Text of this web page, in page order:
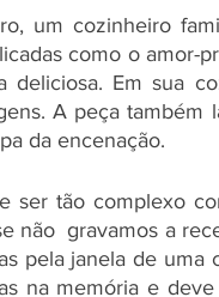
um cozinheiro
como o amor-
deliciosa. Em sua
A peça também
da encenação.
ser tão complexo
não  gravamos a
pela janela de
na memória e